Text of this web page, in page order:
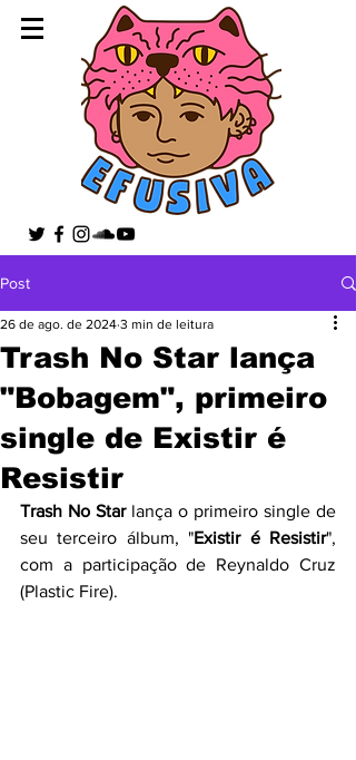
Post
Trash No Star lança
"Bobagem", primeiro
single de Existir é
Resistir
26 de ago. de 2024 3 min de leitura
Trash No Star lança o primeiro single de
seu terceiro álbum, "Existir é Resistir",
com a participação de Reynaldo Cruz
(Plastic Fire).